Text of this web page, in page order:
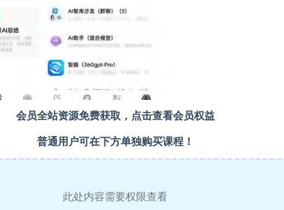
会员全站资源免费获取，点击查看会员权益
普通用户可在下方单独购买课程！
此处内容需要权限查看